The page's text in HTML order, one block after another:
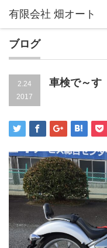
ブログ
2.24
2017
車検で～す